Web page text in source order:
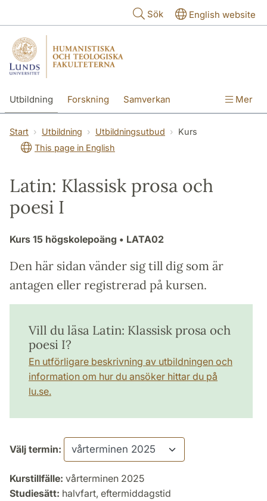
Sök English website
Utbildning Forskning Samverkan Mer
Start Utbildning Utbildningsutbud
Kurs
This page in English
Latin: Klassisk prosa och
poesi I
Kurs 15 högskolepoäng • LATA02
Den här sidan vänder sig till dig som är
antagen eller registrerad på kursen.
Vill du läsa Latin: Klassisk prosa och
poesi I?
En utförligare beskrivning av utbildningen och
information om hur du ansöker hittar du på
lu.se.
Välj termin:
Kurstillfälle: vårterminen 2025
Studiesätt: halvfart, eftermiddagstid